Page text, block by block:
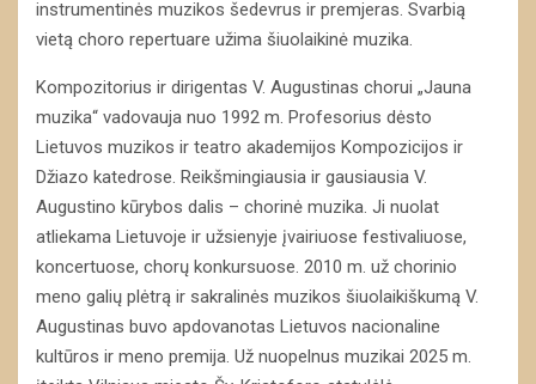
instrumentinės muzikos šedevrus ir premjeras. Svarbią
vietą choro repertuare užima šiuolaikinė muzika.
Kompozitorius ir dirigentas V. Augustinas chorui „Jauna
muzika“ vadovauja nuo 1992 m. Profesorius dėsto
Lietuvos muzikos ir teatro akademijos Kompozicijos ir
Džiazo katedrose. Reikšmingiausia ir gausiausia V.
Augustino kūrybos dalis – chorinė muzika. Ji nuolat
atliekama Lietuvoje ir užsienyje įvairiuose festivaliuose,
koncertuose, chorų konkursuose. 2010 m. už chorinio
meno galių plėtrą ir sakralinės muzikos šiuolaikiškumą V.
Augustinas buvo apdovanotas Lietuvos nacionaline
kultūros ir meno premija. Už nuopelnus muzikai 2025 m.